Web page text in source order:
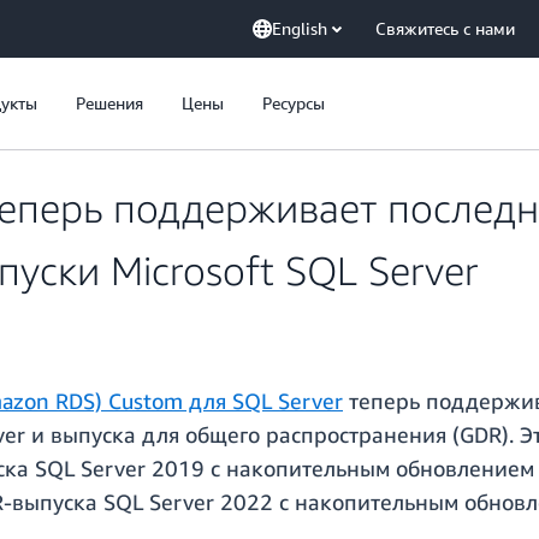
English Свяжитесь с нами
Решения Цены Ресурсы
поддерживает
Microsoft SQL Server
RDS) Custom для SQL Server теперь
и выпуска для общего распространения (GDR).
SQL Server 2019 с накопительным
выпуска SQL Server 2022 с накопительным